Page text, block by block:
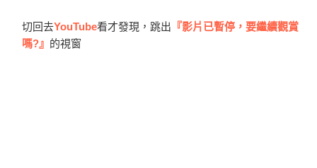
切回去YouTube看才發現，跳出 『影片已暫停，要繼續觀賞
嗎?』 的視窗